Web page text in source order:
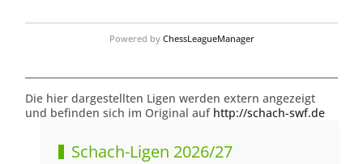
Powered by ChessLeagueManager
Die hier dargestellten Ligen werden extern angezeigt
und befinden sich im Original auf http://schach-swf.de
Schach-Ligen 2026/27